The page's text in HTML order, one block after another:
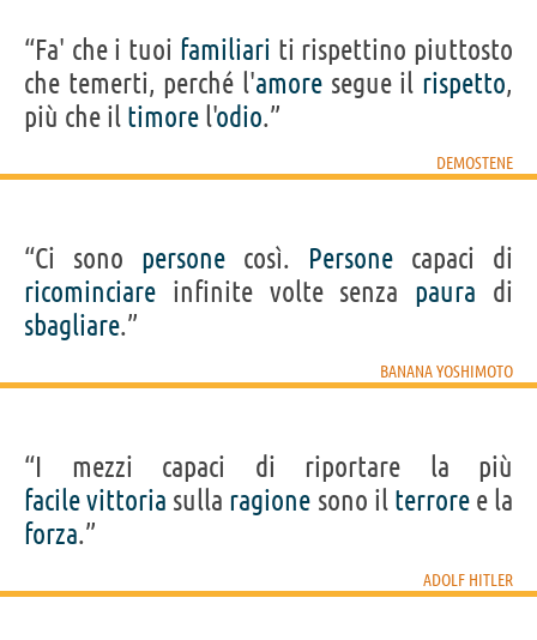
“Fa' che i tuoi familiari ti rispettino piuttosto
che temerti, perché l'amore segue il rispetto,
più che il timore l'odio.”
DEMOSTENE
“Ci sono persone così. Persone capaci di
ricominciare infinite volte senza paura di
sbagliare.”
BANANA YOSHIMOTO
“I mezzi capaci di riportare la più
facilevittoria sulla ragione sono il terroree la
forza.”
ADOLF HITLER